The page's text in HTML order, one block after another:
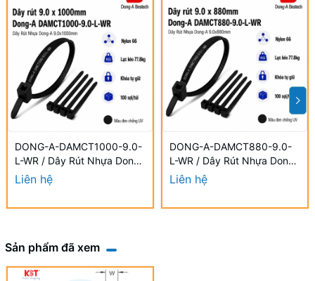
DONG-A-DAMCT1000-9.0-
L-WR / Dây Rút Nhựa Dong-
A 9.0×1000mm Chống UV
Liên hệ
DONG-A-DAMCT880-9.0-
L-WR / Dây Rút Nhựa Dong-
A 9.0×880mm Chống UV
Liên hệ
Sản phẩm đã xem